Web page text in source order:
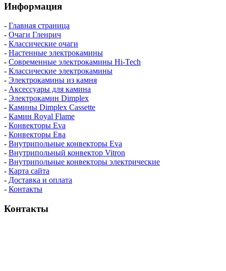
Информация
- Главная страница
- Очаги Гленрич
- Классические очаги
- Настенные электрокамины
- Современные электрокамины Hi-Tech
- Классические электрокамины
- Электрокамины из камня
- Аксессуары для камина
- Электрокамин Dimplex
- Камины Dimplex Cassette
- Камин Royal Flame
- Конвекторы Eva
- Конвекторы Ева
- Внутрипольные конвекторы Eva
- Внутрипольный конвектор Vitron
- Внутрипольные конвекторы электрические
- Карта сайта
- Доставка и оплата
- Контакты
Контакты